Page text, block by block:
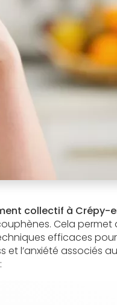
collectif à Crépy-
Cela permet
efficaces
l’anxiété associés